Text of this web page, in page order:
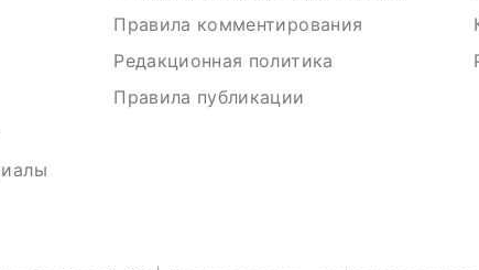
Правила комментирования
Редакционная политика
Правила публикации